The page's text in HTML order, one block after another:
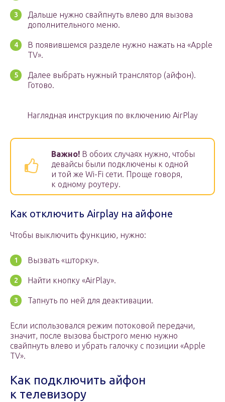
Дальше нужно свайпнуть влево для вызова
дополнительного меню.
В появившемся разделе нужно нажать на «Apple
TV».
Далее выбрать нужный транслятор (айфон).
Готово.
Наглядная инструкция по включению AirPlay
Важно! В обоих случаях нужно, чтобы
девайсы были подключены к одной
и той же Wi-Fi сети. Проще говоря,
к одному роутеру.
Как отключить Airplay на айфоне
Чтобы выключить функцию, нужно:
Вызвать «шторку».
Найти кнопку «AirPlay».
Тапнуть по ней для деактивации.
Если использовался режим потоковой передачи,
значит, после вызова быстрого меню нужно
свайпнуть влево и убрать галочку с позиции «Apple
TV».
Как подключить айфон
к телевизору